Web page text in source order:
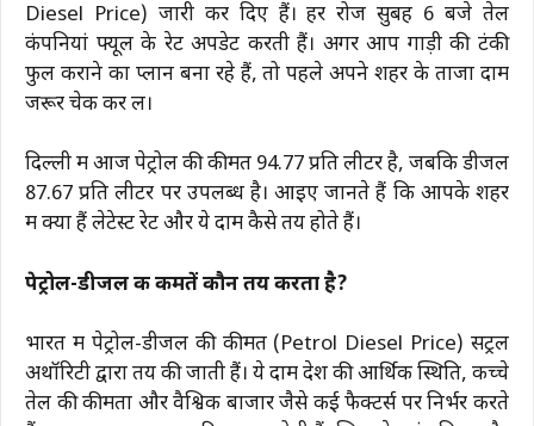
Diesel Price) जारी कर दिए हैं। हर रोज सुबह 6 बजे तेल
कंपनियां फ्यूल के रेट अपडेट करती हैं। अगर आप गाड़ी की टंकी
फुल कराने का प्लान बना रहे हैं, तो पहले अपने शहर के ताजा दाम
जरूर चेक कर लें।
दिल्ली में आज पेट्रोल की कीमत ₹94.77 प्रति लीटर है, जबकि डीजल
₹87.67 प्रति लीटर पर उपलब्ध है। आइए जानते हैं कि आपके शहर
में क्या हैं लेटेस्ट रेट और ये दाम कैसे तय होते हैं।
पेट्रोल-डीजल की कीमतें कौन तय करता है?
भारत में पेट्रोल-डीजल की कीमतें (Petrol Diesel Price) सेंट्रल
अथॉरिटी द्वारा तय की जाती हैं। ये दाम देश की आर्थिक स्थिति, कच्चे
तेल की कीमतों और वैश्विक बाजार जैसे कई फैक्टर्स पर निर्भर करते